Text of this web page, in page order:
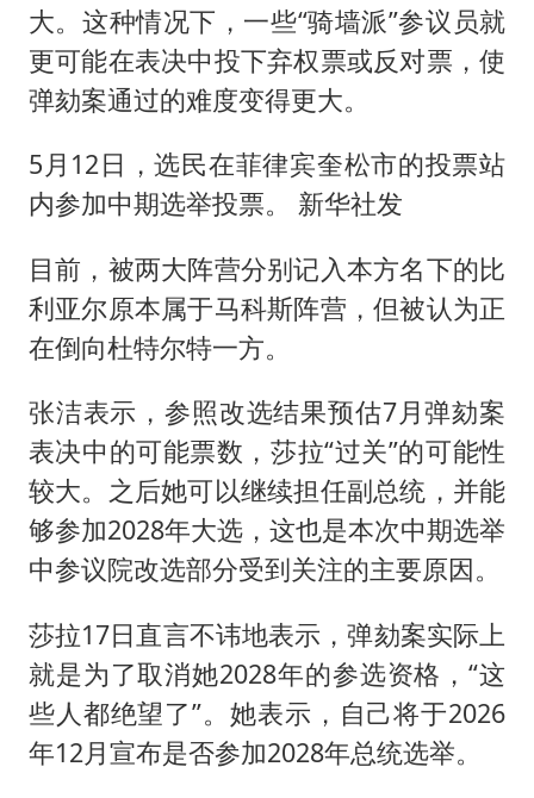
大。这种情况下，一些“骑墙派”参议员就
更可能在表决中投下弃权票或反对票，使
弹劾案通过的难度变得更大。
5月12日，选民在菲律宾奎松市的投票站
内参加中期选举投票。 新华社发
目前，被两大阵营分别记入本方名下的比
利亚尔原本属于马科斯阵营，但被认为正
在倒向杜特尔特一方。
张洁表示，参照改选结果预估7月弹劾案
表决中的可能票数，莎拉“过关”的可能性
较大。之后她可以继续担任副总统，并能
够参加2028年大选，这也是本次中期选举
中参议院改选部分受到关注的主要原因。
莎拉17日直言不讳地表示，弹劾案实际上
就是为了取消她2028年的参选资格，“这
些人都绝望了”。她表示，自己将于2026
年12月宣布是否参加2028年总统选举。